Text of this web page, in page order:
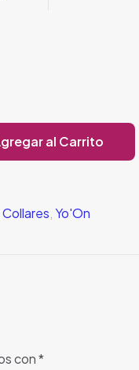
al Carrito
Collares Yo'On
con*